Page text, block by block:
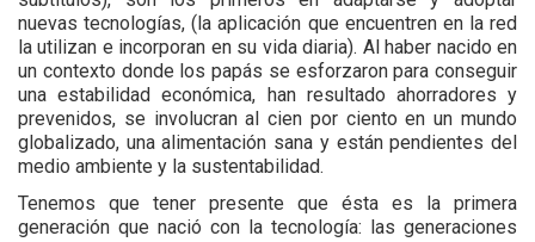
nuevas tecnologías, (la aplicación que encuentren en la red
la utilizan e incorporan en su vida diaria). Al haber nacido en
un contexto donde los papás se esforzaron para conseguir
una estabilidad económica, han resultado ahorradores y
prevenidos, se involucran al cien por ciento en un mundo
globalizado, una alimentación sana y están pendientes del
medio ambiente y la sustentabilidad.
Tenemos que tener presente que ésta es la primera
generación que nació con la tecnología: las generaciones